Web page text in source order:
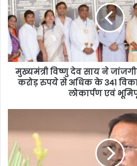
मुख्यमंत्री विष्णु देव साय ने
करोड़ रुपये से अधिक के 341
लोकार्पण एवं